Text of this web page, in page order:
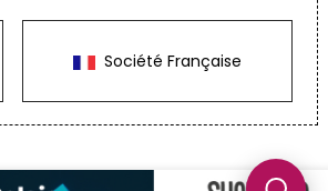
Société Française